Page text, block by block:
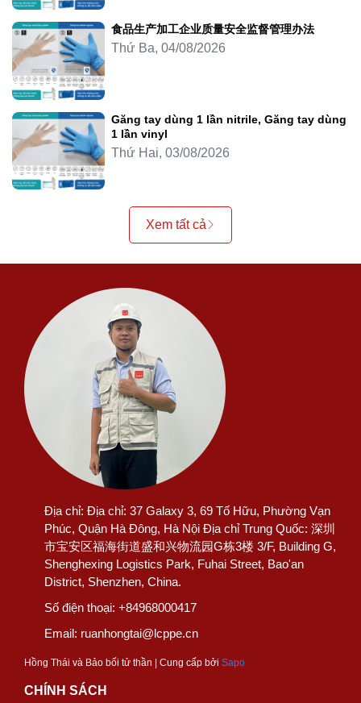
食品生产加工企业质量安全监督管理办法
Thứ Ba, 04/08/2026
Găng tay dùng 1 lần nitrile, Găng tay dùng
1 lần vinyl
Thứ Hai, 03/08/2026
Xem tất cả
Địa chỉ: Địa chỉ: 37 Galaxy 3, 69 Tố Hữu, Phường Vạn
Phúc, Quận Hà Đông, Hà Nội Địa chỉ Trung Quốc: 深圳
市宝安区福海街道盛和兴物流园G栋3楼 3/F, Building G,
Shenghexing Logistics Park, Fuhai Street, Bao'an
District, Shenzhen, China.
Số điện thoại: +84968000417
Email: ruanhongtai@lcppe.cn
Hồng Thái và Bảo bối tử thần | Cung cấp bởi Sapo
CHÍNH SÁCH